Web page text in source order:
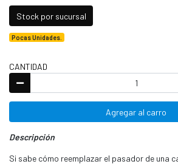
Stock por sucursal
Pocas Unidades.
CANTIDAD
Agregar al carro
Descripción
Si sabe cómo reemplazar el pasador de una